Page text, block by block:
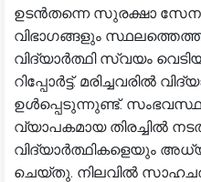
ഉടൻതന്നെ സുരക്ഷാ
വിഭാഗങ്ങളും
വിദ്യാർത്ഥി സ്വയം
റിപ്പോർട്ട്. മരിച്ചവരിൽ
ഉൾപ്പെടുന്നുണ്ട്.
വ്യാപകമായ തിരച്ചിൽ
വിദ്യാർത്ഥികളെയും
ചെയ്തു. നിലവിൽ